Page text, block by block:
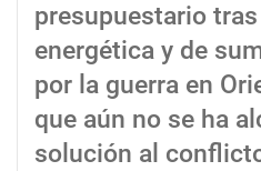
presupuestario
energética y de
por la guerra en
que aún no se ha
solución al